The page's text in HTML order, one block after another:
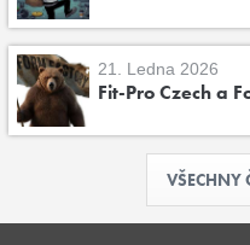
21. Ledna 2026
Fit-Pro Czech a
VŠECHNY